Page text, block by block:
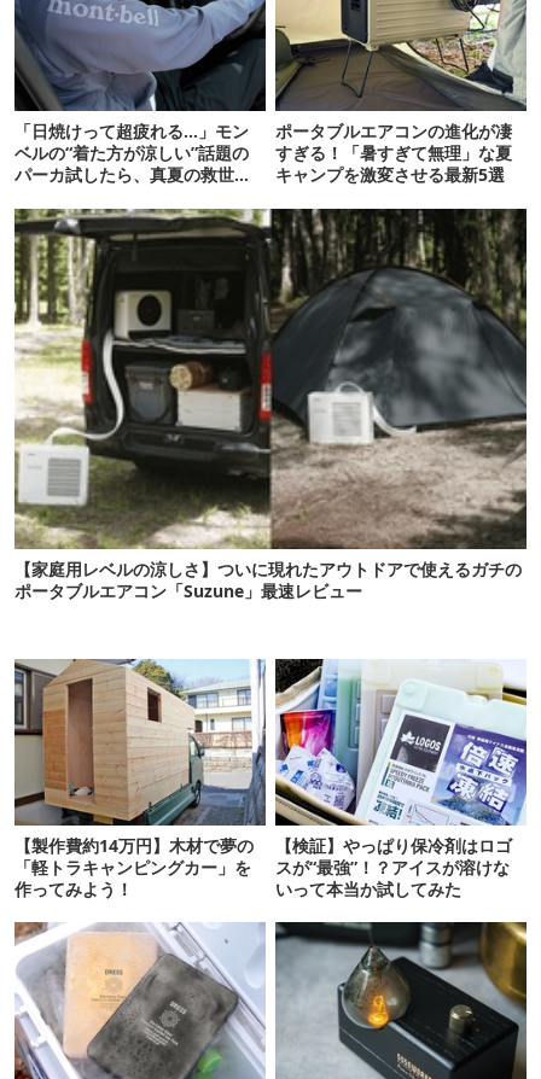
「日焼けって超疲れる…」モン
ベルの“着た方が涼しい”話題の
パーカ試したら、真夏の救世主
ポータブルエアコンの進化が凄
すぎる！「暑すぎて無理」な夏
キャンプを激変させる最新5選
【家庭用レベルの涼しさ】ついに現れたアウトドアで使えるガチの
ポータブルエアコン「Suzune」最速レビュー
【製作費約14万円】木材で夢の
「軽トラキャンピングカー」を
作ってみよう！
【検証】やっぱり保冷剤はロゴ
スが“最強”！？アイスが溶けな
いって本当か試してみた